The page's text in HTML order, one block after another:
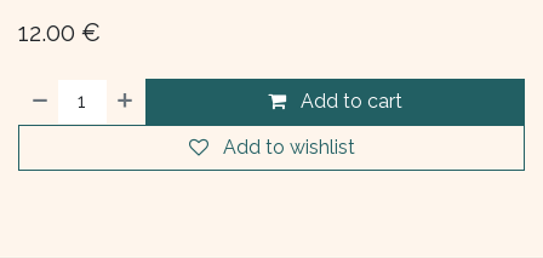
12.00 €
Add to cart
Add to wishlist